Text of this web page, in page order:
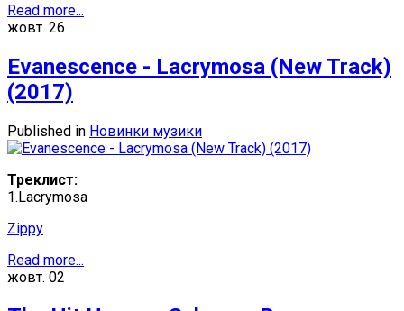
Read more...
жовт. 26
Evanescence - Lacrymosa (New Track)
(2017)
Published in Новинки музики
Треклист:
1.Lacrymosa
Zippy
Read more...
жовт. 02